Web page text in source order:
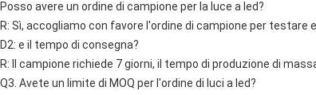
Posso avere un ordine di campione per la luce a led?
R: Sì, accogliamo con favore l'ordine di campione per testare
D2: e il tempo di consegna?
R: Il campione richiede 7 giorni, il tempo di produzione di
Q3. Avete un limite di MOQ per l'ordine di luci a led?